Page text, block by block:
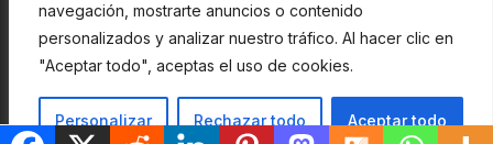
navegación, mostrarte anuncios o contenido
personalizados y analizar nuestro tráfico. Al hacer clic en
"Aceptar todo", aceptas el uso de cookies.
Personalizar Rechazar todo Aceptar todo
Copyright © 2026AXXIONFM. Funciona conColorMag
WordPress.